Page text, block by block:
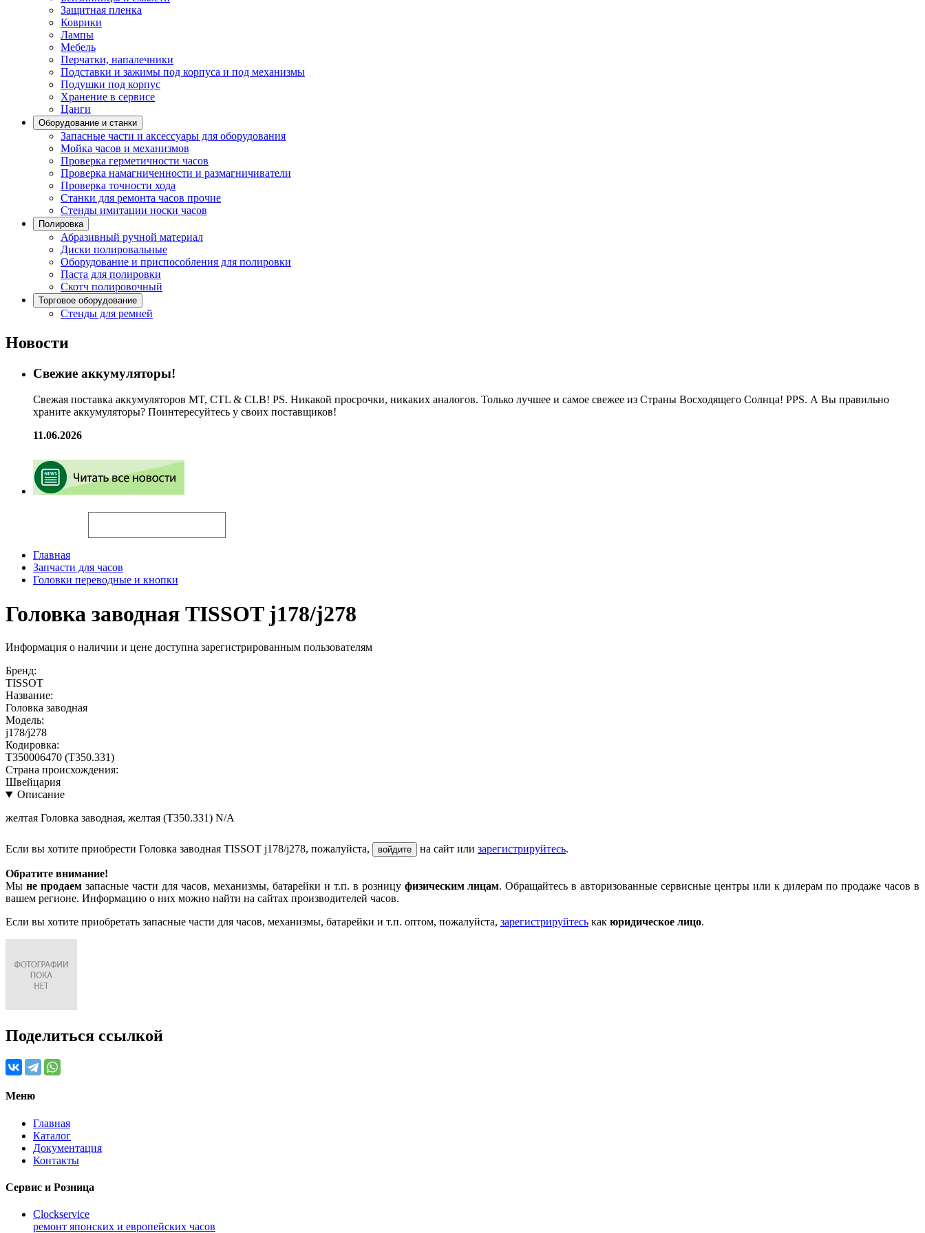
Защитная пленка
Коврики
Лампы
Мебель
Перчатки, напалечники
Подставки и зажимы под корпуса и под механизмы
Подушки под корпус
Хранение в сервисе
Цанги
Оборудование и станки
Запасные части и аксессуары для оборудования
Мойка часов и механизмов
Проверка герметичности часов
Проверка намагниченности и размагничиватели
Проверка точности хода
Станки для ремонта часов прочие
Стенды имитации носки часов
Полировка
Абразивный ручной материал
Диски полировальные
Оборудование и приспособления для полировки
Паста для полировки
Скотч полировочный
Торговое оборудование
Стенды для ремней
Новости
Свежие аккумуляторы!
Свежая поставка аккумуляторов MT, CTL & CLB! PS. Никакой просрочки, никаких аналогов. Только лучшее и самое свежее из Страны Восходящего Солнца! PPS. А Вы правильно
храните аккумуляторы? Поинтересуйтесь у своих поставщиков!
11.06.2026
Главная
Запчасти для часов
Головки переводные и кнопки
Головка заводная TISSOT j178/j278
Информация о наличии и цене доступна зарегистрированным пользователям
Бренд:
TISSOT
Название:
Головка заводная
Модель:
j178/j278
Кодировка:
T350006470 (T350.331)
Страна происхождения:
Швейцария
Описание
желтая Головка заводная, желтая (T350.331) N/A
Если вы хотите приобрести Головка заводная TISSOT j178/j278, пожалуйста, войдите на сайт или зарегистрируйтесь.
Обратите внимание!
Мы не продаемзапасные части для часов, механизмы, батарейки и т.п. в розницу физическим лицам. Обращайтесь в авторизованные сервисные центры или к дилерам по продаже часов в
вашем регионе. Информацию о них можно найти на сайтах производителей часов.
Если вы хотите приобретать запасные части для часов, механизмы, батарейки и т.п. оптом, пожалуйста, зарегистрируйтесь как юридическое лицо.
Поделиться ссылкой
Меню
Главная
Каталог
Документация
Контакты
Сервис и Розница
Clockservice
ремонт японских и европейских часов